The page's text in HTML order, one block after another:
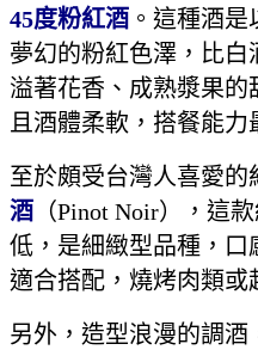
45度粉紅酒 。這種酒
夢幻的粉紅色澤，比
溢著花香、成熟漿果
且酒體柔軟，搭餐能力
至於頗受台灣人喜愛的
酒 （Pinot Noir），這
低，是細緻型品種，口
適合搭配，燒烤肉類或
另外，造型浪漫的調